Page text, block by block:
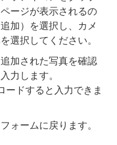
ージが表示されるの
加）を選択し、カメ
選択してください。
加された写真を確認
力します。
ードすると入力できま
ォームに戻ります。